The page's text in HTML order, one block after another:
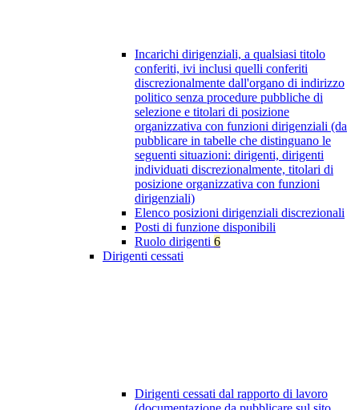
Incarichi dirigenziali, a qualsiasi titolo
conferiti, ivi inclusi quelli conferiti
discrezionalmente dall'organo di indirizzo
politico senza procedure pubbliche di
selezione e titolari di posizione
organizzativa con funzioni dirigenziali (da
pubblicare in tabelle che distinguano le
seguenti situazioni: dirigenti, dirigenti
individuati discrezionalmente, titolari di
posizione organizzativa con funzioni
dirigenziali)
Elenco posizioni dirigenziali discrezionali
Posti di funzione disponibili
Ruolo dirigenti 6
Dirigenti cessati
Dirigenti cessati dal rapporto di lavoro